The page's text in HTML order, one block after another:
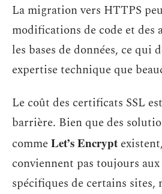
La migration vers HTTPS
modifications de code et des
les bases de données, ce qui
expertise technique que
Le coût des certificats SSL
barrière. Bien que des
commeLet’s Encrypt
conviennent pas toujours
spécifiques de certains sites,